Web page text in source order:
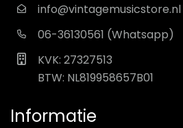
info@vintagemusicstore.nl
06-36130561 (Whatsapp)
KVK: 27327513
BTW: NL819958657B01
Informatie